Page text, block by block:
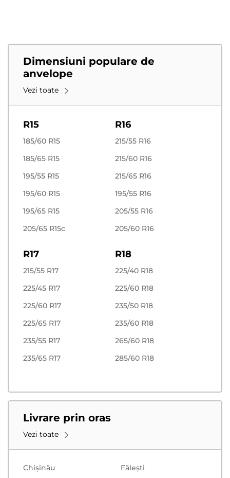
Dimensiuni populare de
anvelope
Vezi toate
R15
185/60 R15
185/65 R15
195/55 R15
195/60 R15
195/65 R15
205/65 R15c
R16
215/55 R16
215/60 R16
215/65 R16
195/55 R16
205/55 R16
205/60 R16
R17
215/55 R17
225/45 R17
225/60 R17
225/65 R17
235/55 R17
235/65 R17
R18
225/40 R18
225/60 R18
235/50 R18
235/60 R18
265/60 R18
285/60 R18
Livrare prin oras
Vezi toate
Chișinău
Făleşti